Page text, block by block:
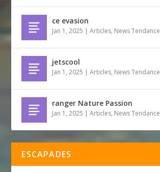
ce evasion
Jan 1, 2025 |Articles, News Tendance
jetscool
Jan 1, 2025 |Articles, News Tendance
ranger Nature Passion
Jan 1, 2025 |Articles, News Tendance
ESCAPADES